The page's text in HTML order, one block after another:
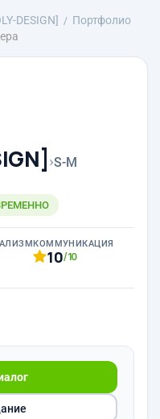
DESIGN]
Портфолио
›S-M
КОММУНИКАЦИЯ
10/10